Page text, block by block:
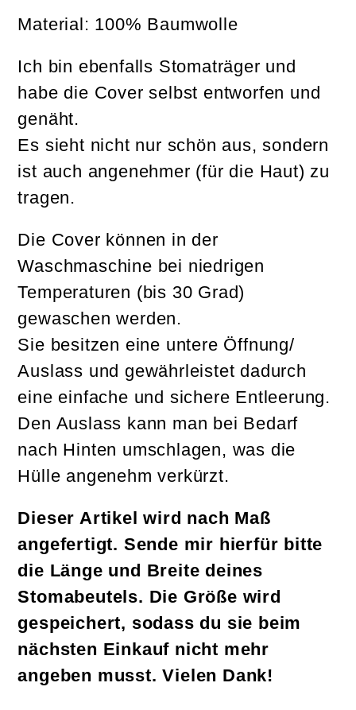
Material: 100% Baumwolle
Ich bin ebenfalls Stomaträger und
habe die Cover selbst entworfen und
genäht.
Es sieht nicht nur schön aus, sondern
ist auch angenehmer (für die Haut) zu
tragen.
Die Cover können in der
Waschmaschine bei niedrigen
Temperaturen (bis 30 Grad)
gewaschen werden.
Sie besitzen eine untere Öffnung/
Auslass und gewährleistet dadurch
eine einfache und sichere Entleerung.
Den Auslass kann man bei Bedarf
nach Hinten umschlagen, was die
Hülle angenehm verkürzt.
Dieser Artikel wird nach Maß
angefertigt. Sende mir hierfür bitte
die Länge und Breite deines
Stomabeutels. Die Größe wird
gespeichert, sodass du sie beim
nächsten Einkauf nicht mehr
angeben musst. Vielen Dank!